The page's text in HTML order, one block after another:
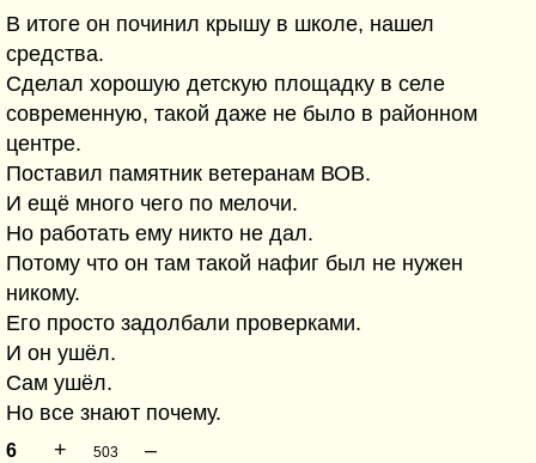
В итоге он починил крышу в школе, нашел
средства.
Сделал хорошую детскую площадку в селе
современную, такой даже не было в районном
центре.
Поставил памятник ветеранам ВОВ.
И ещё много чего по мелочи.
Но работать ему никто не дал.
Потому что он там такой нафиг был не нужен
никому.
Его просто задолбали проверками.
И он ушёл.
Сам ушёл.
Но все знают почему.
6 + 503 –